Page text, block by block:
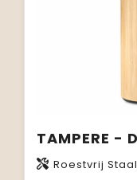
Roestvrij Staal